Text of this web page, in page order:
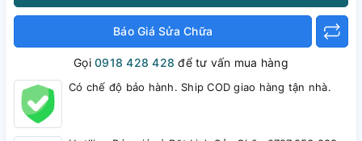
Báo Giá Sửa Chữa
Gọi0918 428 428 để tư vấn mua hàng
Có chế độ bảo hành. Ship COD giao hàng tận nhà.